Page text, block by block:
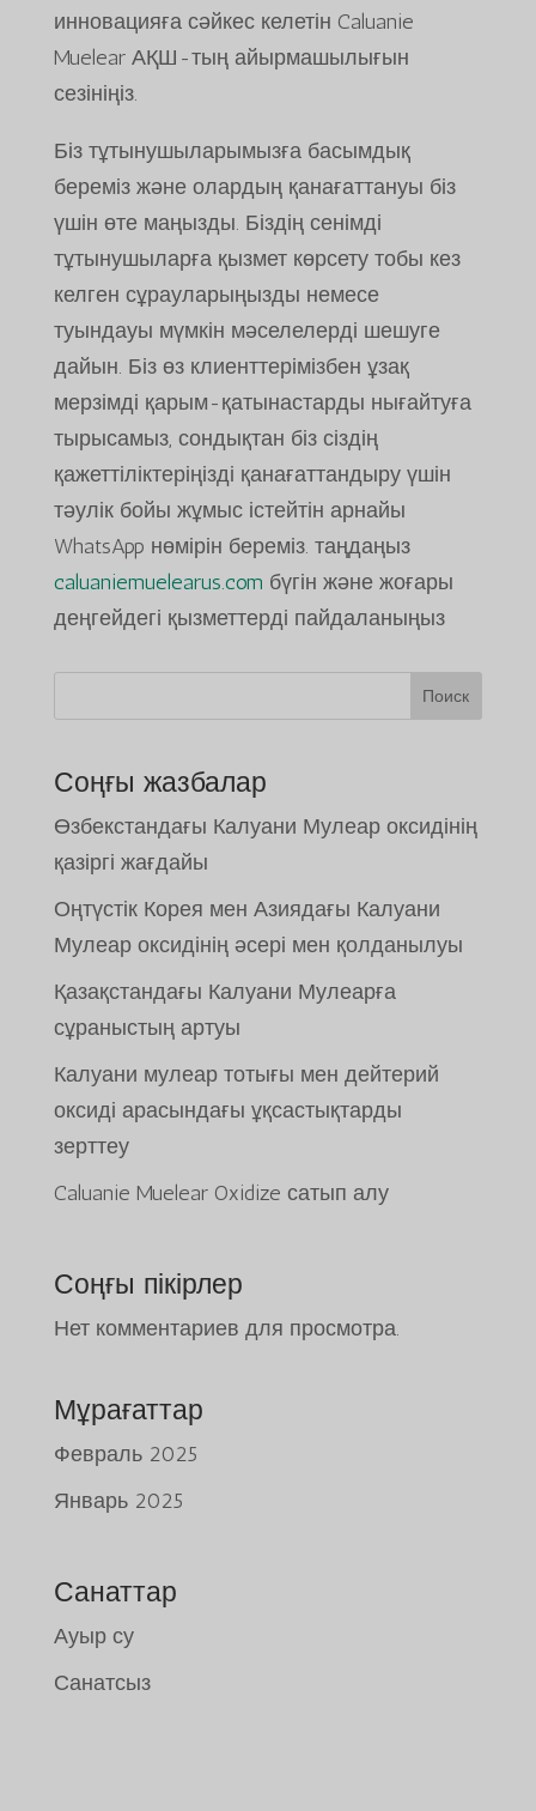
инновацияға сәйкес келетін Caluanie
Muelear АҚШ-тың айырмашылығын
сезініңіз.
Біз тұтынушыларымызға басымдық
береміз және олардың қанағаттануы біз
үшін өте маңызды. Біздің сенімді
тұтынушыларға қызмет көрсету тобы кез
келген сұрауларыңызды немесе
туындауы мүмкін мәселелерді шешуге
дайын. Біз өз клиенттерімізбен ұзақ
мерзімді қарым-қатынастарды нығайтуға
тырысамыз, сондықтан біз сіздің
қажеттіліктеріңізді қанағаттандыру үшін
тәулік бойы жұмыс істейтін арнайы
WhatsApp нөмірін береміз. таңдаңыз
caluaniemuelearus.com бүгін және жоғары
деңгейдегі қызметтерді пайдаланыңыз
Поиск
Соңғы жазбалар
Өзбекстандағы Калуани Мулеар оксидінің
қазіргі жағдайы
Оңтүстік Корея мен Азиядағы Калуани
Мулеар оксидінің әсері мен қолданылуы
Қазақстандағы Калуани Мулеарға
сұраныстың артуы
Калуани мулеар тотығы мен дейтерий
оксиді арасындағы ұқсастықтарды
зерттеу
Caluanie Muelear Oxidize сатып алу
Соңғы пікірлер
Нет комментариев для просмотра.
Мұрағаттар
Февраль 2025
Январь 2025
Санаттар
Ауыр су
Санатсыз